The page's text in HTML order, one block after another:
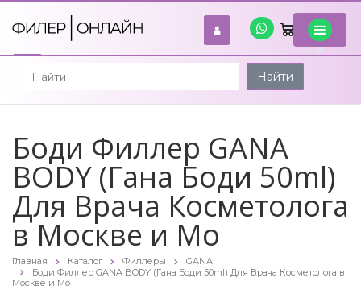
войти
Найти
Боди Филлер GANA
BODY (Гана Боди 50ml)
Для Врача Косметолога
в Москве и Мо
Главная Каталог Филлеры
GANA
Боди Филлер GANA BODY (Гана Боди 50ml) Для Врача Косметолога в
Москве и Мо